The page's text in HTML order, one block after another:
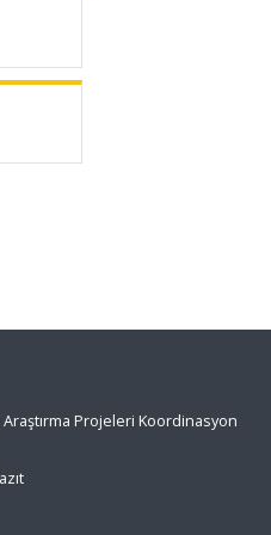
Projeleri Koordinasyon